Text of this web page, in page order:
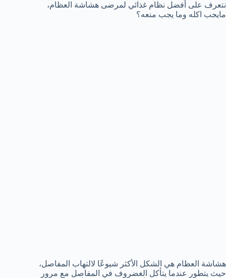
نتعرف على أفضل نظام غذائي لمرضى هشاشة العظام،
مايجب اكله وما يجب منعه؟
هشاشة العظام هي الشكل الأكثر شيوعًا لالتهاب المفاصل،
حيث يتطور عندما يتأكل الغضروف في المفاصل مع مرور